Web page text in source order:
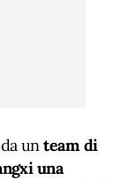
unteam di
una